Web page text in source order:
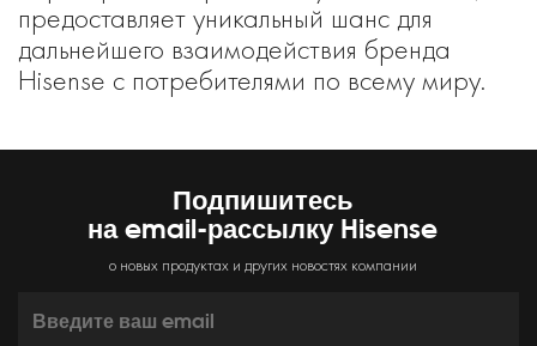
предоставляет уникальный шанс для
дальнейшего взаимодействия бренда
Hisense с потребителями по всему миру.
Подпишитесь
на email-рассылку Hisense
о новых продуктах и других новостях компании